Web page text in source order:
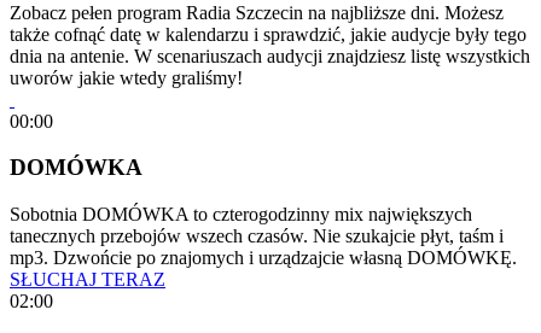
Zobacz pełen program Radia Szczecin na najbliższe dni. Możesz
także cofnąć datę w kalendarzu i sprawdzić, jakie audycje były tego
dnia na antenie. W scenariuszach audycji znajdziesz listę wszystkich
uworów jakie wtedy graliśmy!
00:00
DOMÓWKA
Sobotnia DOMÓWKA to czterogodzinny mix największych
tanecznych przebojów wszech czasów. Nie szukajcie płyt, taśm i
mp3. Dzwońcie po znajomych i urządzajcie własną DOMÓWKĘ.
SŁUCHAJ TERAZ
02:00